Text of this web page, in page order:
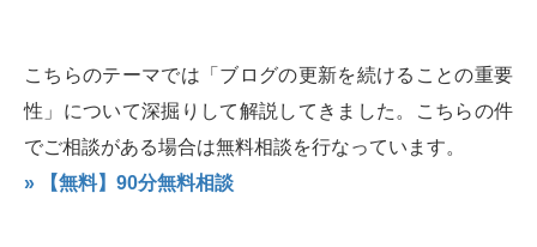
こちらのテーマでは「ブログの更新を続けることの重要
性」について深掘りして解説してきました。こちらの件
でご相談がある場合は無料相談を行なっています。
» 【無料】90分無料相談